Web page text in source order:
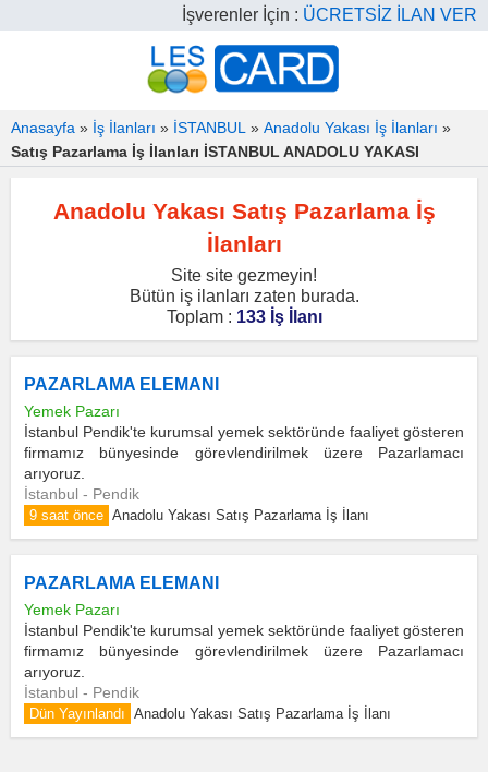
İşverenler İçin : ÜCRETSİZ İLAN VER
Anasayfa » İş İlanları » İSTANBUL » Anadolu Yakası İş İlanları »
Satış Pazarlama İş İlanları İSTANBUL ANADOLU YAKASI
Anadolu Yakası Satış Pazarlama İş
İlanları
Site site gezmeyin!
Bütün iş ilanları zaten burada.
Toplam : 133 İş İlanı
PAZARLAMA ELEMANI
Yemek Pazarı
İstanbul Pendik'te kurumsal yemek sektöründe faaliyet gösteren
firmamız bünyesinde görevlendirilmek üzere Pazarlamacı
arıyoruz.
İstanbul - Pendik
9 saat önce Anadolu Yakası Satış Pazarlama İş İlanı
PAZARLAMA ELEMANI
Yemek Pazarı
İstanbul Pendik'te kurumsal yemek sektöründe faaliyet gösteren
firmamız bünyesinde görevlendirilmek üzere Pazarlamacı
arıyoruz.
İstanbul - Pendik
Dün Yayınlandı Anadolu Yakası Satış Pazarlama İş İlanı